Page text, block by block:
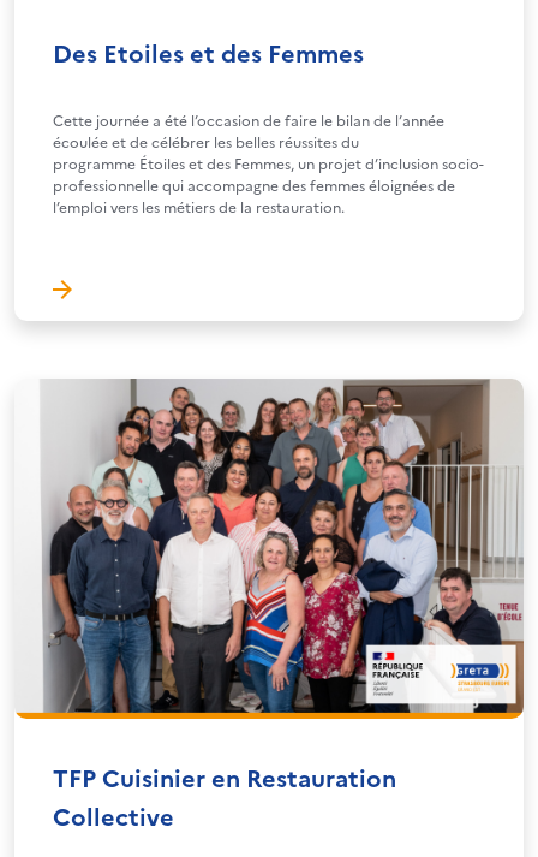
Des Etoiles et des Femmes
Cette journée a été l’occasion de faire le bilan de l’année
écoulée et de célébrer les belles réussites du
programme Étoiles et des Femmes, un projet d’inclusion socio-
professionnelle qui accompagne des femmes éloignées de
l’emploi vers les métiers de la restauration.
TFP Cuisinier en Restauration
Collective